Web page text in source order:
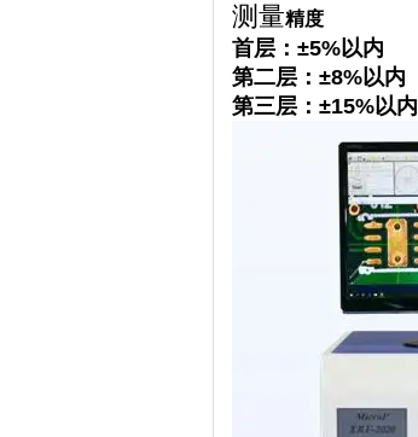
测量​精度
首层：±5%以内
第二层：±8%以内
第三层：±15%以内